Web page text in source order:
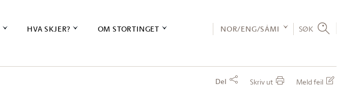
HVA SKJER? OM STORTINGET NOR/ENG/SÁMI SØK
Del Skriv ut Meld feil